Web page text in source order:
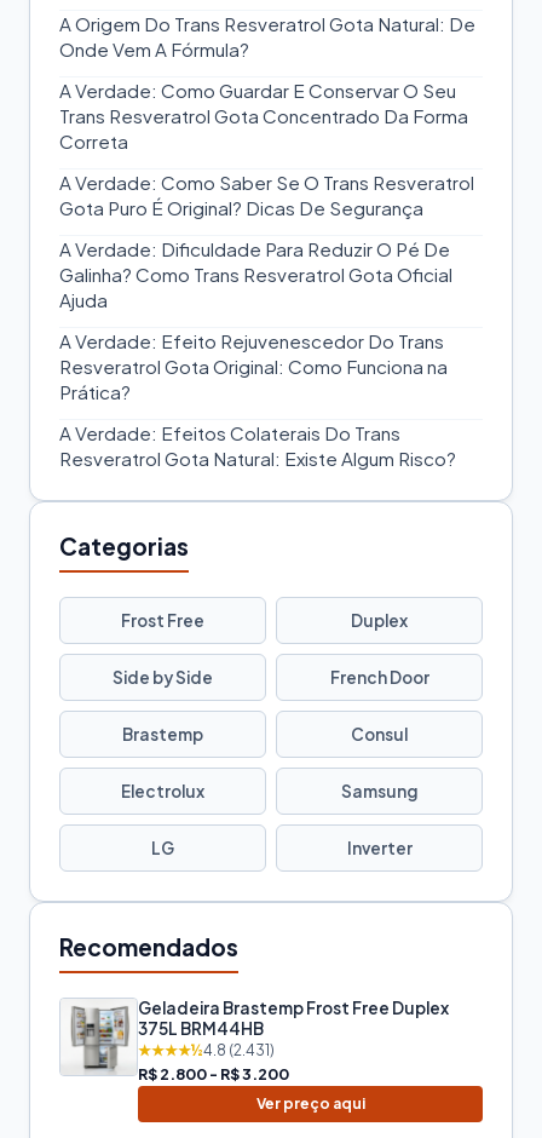
A Origem Do Trans Resveratrol Gota Natural: De
Onde Vem A Fórmula?
A Verdade: Como Guardar E Conservar O Seu
Trans Resveratrol Gota Concentrado Da Forma
Correta
A Verdade: Como Saber Se O Trans Resveratrol
Gota Puro É Original? Dicas De Segurança
A Verdade: Dificuldade Para Reduzir O Pé De
Galinha? Como Trans Resveratrol Gota Oficial
Ajuda
A Verdade: Efeito Rejuvenescedor Do Trans
Resveratrol Gota Original: Como Funciona na
Prática?
A Verdade: Efeitos Colaterais Do Trans
Resveratrol Gota Natural: Existe Algum Risco?
Categorias
Frost Free Duplex
Side by Side French Door
Brastemp Consul
Electrolux Samsung
LG Inverter
Recomendados
Geladeira Brastemp Frost Free Duplex
375L BRM44HB
★★★★½4.8 (2.431)
R$ 2.800 - R$ 3.200
Ver preço aqui